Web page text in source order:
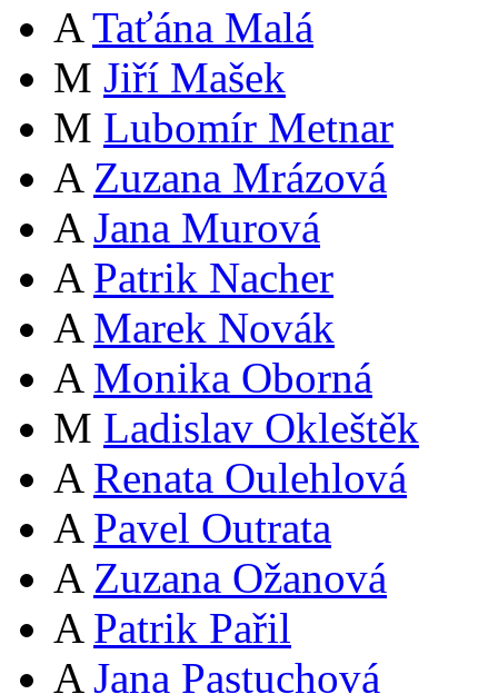
A Taťána Malá
M Jiří Mašek
M Lubomír Metnar
A Zuzana Mrázová
A Jana Murová
A Patrik Nacher
A Marek Novák
A Monika Oborná
M Ladislav Okleštěk
A Renata Oulehlová
A Pavel Outrata
A Zuzana Ožanová
A Patrik Pařil
A Jana Pastuchová